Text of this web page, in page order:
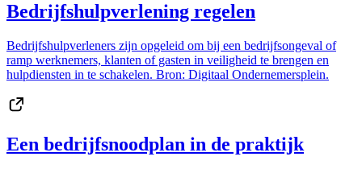
Bedrijfshulpverlening regelen
Bedrijfshulpverleners zijn opgeleid om bij een bedrijfsongeval of
ramp werknemers, klanten of gasten in veiligheid te brengen en
hulpdiensten in te schakelen. Bron: Digitaal Ondernemersplein.
Een bedrijfsnoodplan in de praktijk